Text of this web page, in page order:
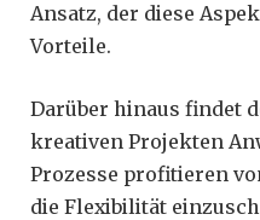
Ansatz, der diese
Vorteile.
Darüber hinaus findet
kreativen Projekten
Prozesse profitieren
die Flexibilität